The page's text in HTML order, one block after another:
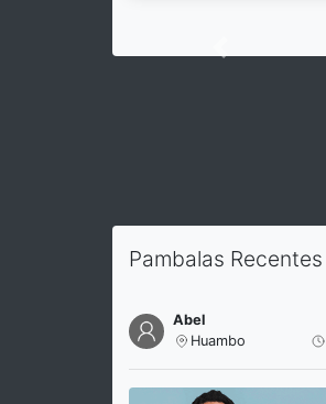
Previous
Pambalas Recentes
Abel
Huambo